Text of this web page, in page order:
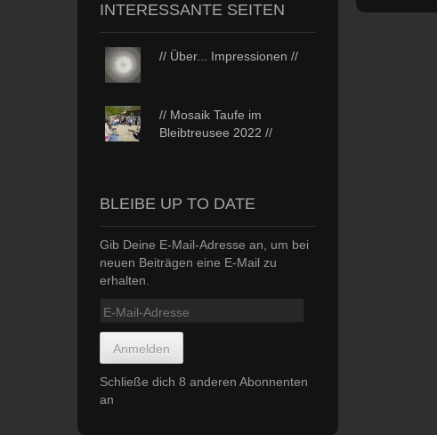
INTERESSANTE SEITEN
// Über... Impressionen //
// Mosaik Taufe im
Bleibtreusee 2022 //
BLEIBE UP TO DATE
Gib Deine E-Mail-Adresse an, um bei
neuen Beiträgen eine E-Mail zu
erhalten.
E-
Adresse
Anmelden
Schließe dich 8 anderen Abonnenten
an